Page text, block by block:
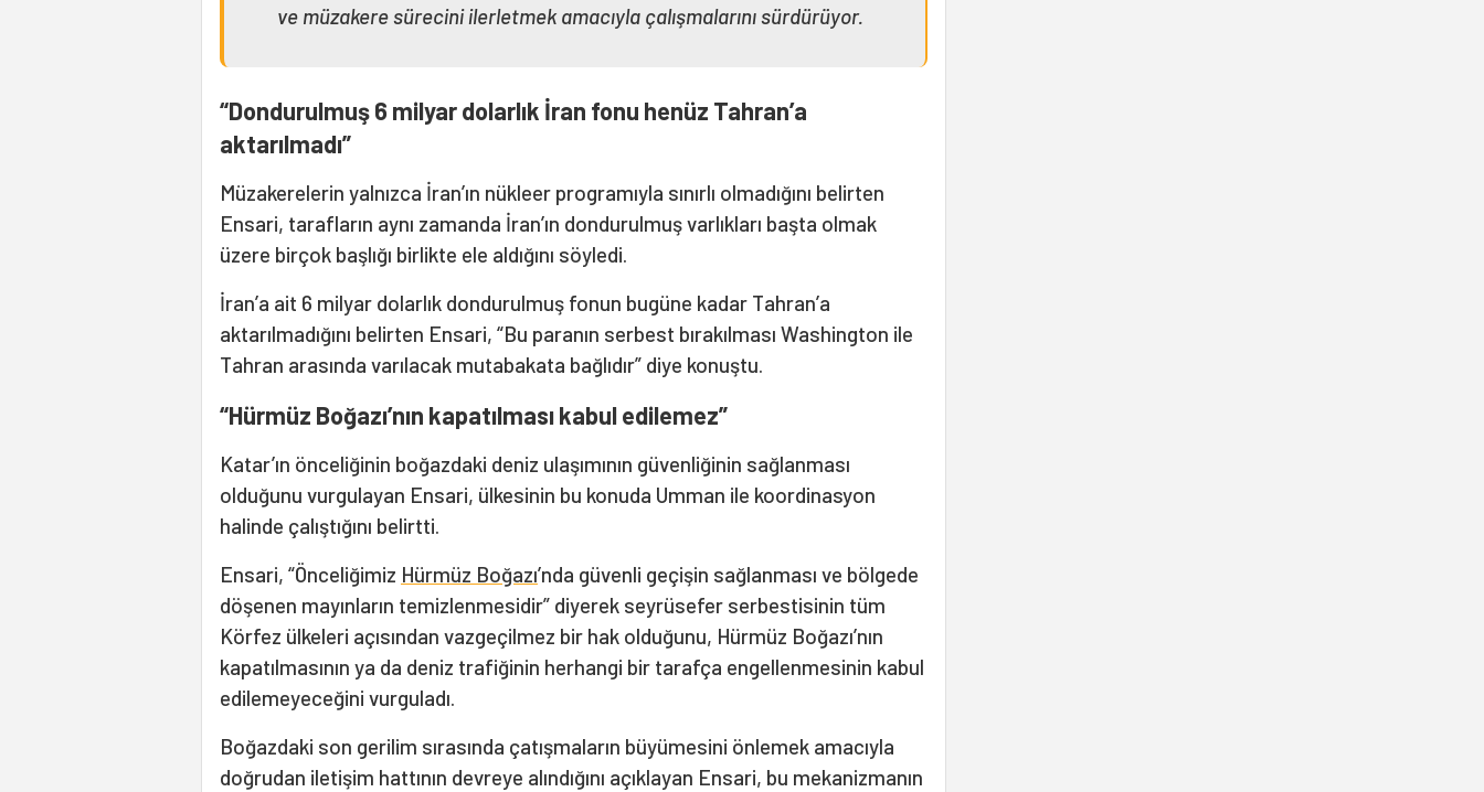
ve müzakere sürecini ilerletmek amacıyla çalışmalarını sürdürüyor.
“Dondurulmuş 6 milyar dolarlık İran fonu henüz Tahran’a
aktarılmadı”
Müzakerelerin yalnızca İran’ın nükleer programıyla sınırlı olmadığını belirten
Ensari, tarafların aynı zamanda İran’ın dondurulmuş varlıkları başta olmak
üzere birçok başlığı birlikte ele aldığını söyledi.
İran’a ait 6 milyar dolarlık dondurulmuş fonun bugüne kadar Tahran’a
aktarılmadığını belirten Ensari, “Bu paranın serbest bırakılması Washington ile
Tahran arasında varılacak mutabakata bağlıdır” diye konuştu.
“Hürmüz Boğazı’nın kapatılması kabul edilemez”
Katar’ın önceliğinin boğazdaki deniz ulaşımının güvenliğinin sağlanması
olduğunu vurgulayan Ensari, ülkesinin bu konuda Umman ile koordinasyon
halinde çalıştığını belirtti.
Ensari, “Önceliğimiz Hürmüz Boğazı’nda güvenli geçişin sağlanması ve bölgede
döşenen mayınların temizlenmesidir” diyerek seyrüsefer serbestisinin tüm
Körfez ülkeleri açısından vazgeçilmez bir hak olduğunu, Hürmüz Boğazı’nın
kapatılmasının ya da deniz trafiğinin herhangi bir tarafça engellenmesinin kabul
edilemeyeceğini vurguladı.
Boğazdaki son gerilim sırasında çatışmaların büyümesini önlemek amacıyla
doğrudan iletişim hattının devreye alındığını açıklayan Ensari, bu mekanizmanın